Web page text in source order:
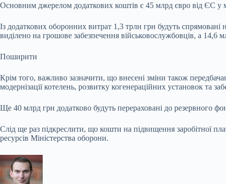
Основним джерелом додаткових коштів є 45 млрд євро від ЄС у
Із додаткових оборонних витрат 1,3 трлн грн будуть
виділено на грошове забезпечення військовослужбовців, а
Поширити
Крім того, важливо зазначити, що внесені зміни також
модернізації котелень, розвитку когенераційних установок та
Ще 40 млрд грн додатково будуть перераховані до резервного
Слід ще раз підкреслити, що кошти на підвищення заробітної
ресурсів Міністерства оборони.